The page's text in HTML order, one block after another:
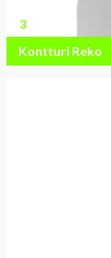
3
Kontturi Reko